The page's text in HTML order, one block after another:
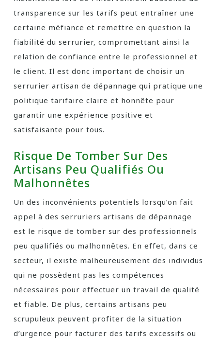
transparence sur les tarifs peut entraîner une
certaine méfiance et remettre en question la
fiabilité du serrurier, compromettant ainsi la
relation de confiance entre le professionnel et
le client. Il est donc important de choisir un
serrurier artisan de dépannage qui pratique une
politique tarifaire claire et honnête pour
garantir une expérience positive et
satisfaisante pour tous.
Risque De Tomber Sur Des
Artisans Peu Qualifiés Ou
Malhonnêtes
Un des inconvénients potentiels lorsqu’on fait
appel à des serruriers artisans de dépannage
est le risque de tomber sur des professionnels
peu qualifiés ou malhonnêtes. En effet, dans ce
secteur, il existe malheureusement des individus
qui ne possèdent pas les compétences
nécessaires pour effectuer un travail de qualité
et fiable. De plus, certains artisans peu
scrupuleux peuvent profiter de la situation
d’urgence pour facturer des tarifs excessifs ou